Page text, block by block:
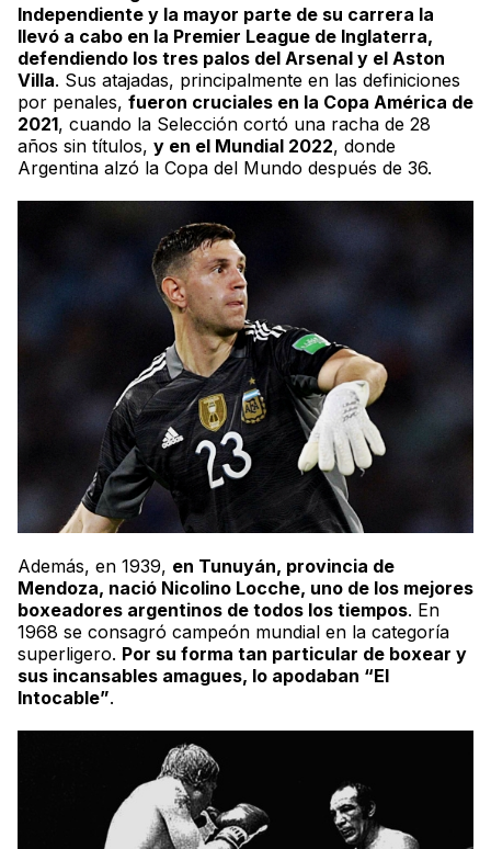
Independiente y la mayor parte de su carrera la
llevó a cabo en la Premier League de Inglaterra,
defendiendo los tres palos del Arsenal y el Aston
Villa. Sus atajadas, principalmente en las definiciones
por penales, fueron cruciales en la Copa América de
2021, cuando la Selección cortó una racha de 28
años sin títulos, y en el Mundial 2022, donde
Argentina alzó la Copa del Mundo después de 36.
Además, en 1939, en Tunuyán, provincia de
Mendoza, nació Nicolino Locche, uno de los mejores
boxeadores argentinos de todos los tiempos. En
1968 se consagró campeón mundial en la categoría
superligero. Por su forma tan particular de boxear y
sus incansables amagues, lo apodaban “El
Intocable”.